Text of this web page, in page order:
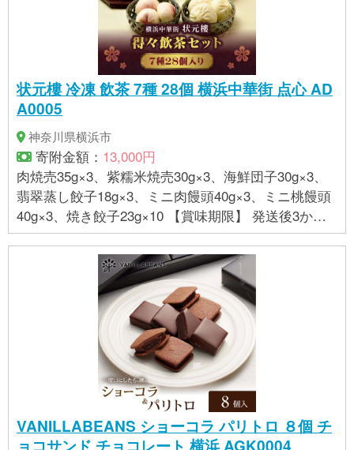
問い合わせ下さい。
状元樓 冷凍 飲茶 7種 28個 横浜中華街 点心 AD
A0005
神奈川県横浜市
寄附金額： 13,000円
肉焼売35g×3、紫糯米焼売30g×3、海鮮団子30g×3、
翡翠蒸し餃子18g×3、ミニ肉饅頭40g×3、ミニ桃饅頭
40g×3、焼き餃子23g×10 【賞味期限】 発送後3か月
【アレルギー】 えび、小麦、卵、乳、いか、牛肉、
ごま、大豆、鶏肉、豚肉 ※アレルギー品目を含む商品
を同一工程で製造している ※ 表示内容に関しては各
事業者の指定に基づき掲載しており、一切の内容を
保証するものではございません。 ※ご不明の点がござ
いましたら事業者まで直接お問い合わせ下さい。
VANILLABEANS ショーコラ パリトロ ８個 チ
ョコサンド チョコレート 横浜 AGK0004